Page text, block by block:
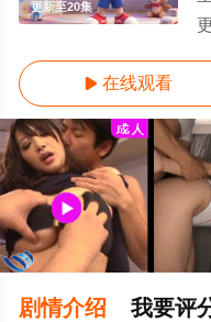
更新至20集
 在线观看
剧情介绍 我要评